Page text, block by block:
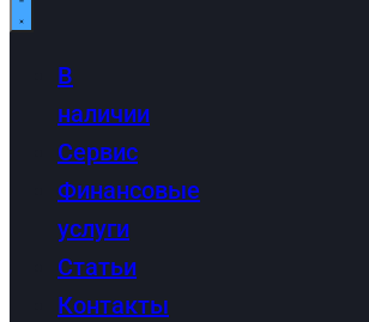
В
наличии
Сервис
Финансовые
услуги
Статьи
Контакты